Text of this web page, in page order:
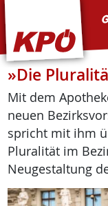
»Die
Mit dem
neuen
spricht mit ihm
Pluralität im
Neugestaltung